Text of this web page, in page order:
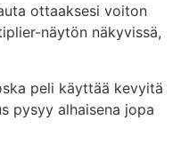
ottaaksesi voiton
näytön näkyvissä,
peli käyttää kevyitä
pysyy alhaisena jopa